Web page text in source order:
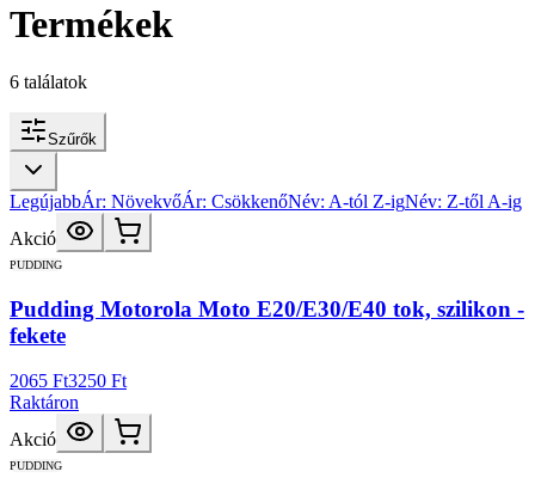
Termékek
6 találatok
Szűrők
LegújabbÁr: NövekvőÁr: CsökkenőNév: A-tól Z-igNév: Z-től A-ig
Akció
PUDDING
Pudding Motorola Moto E20/E30/E40 tok, szilikon -
fekete
2065 Ft3250 Ft
Raktáron
Akció
PUDDING